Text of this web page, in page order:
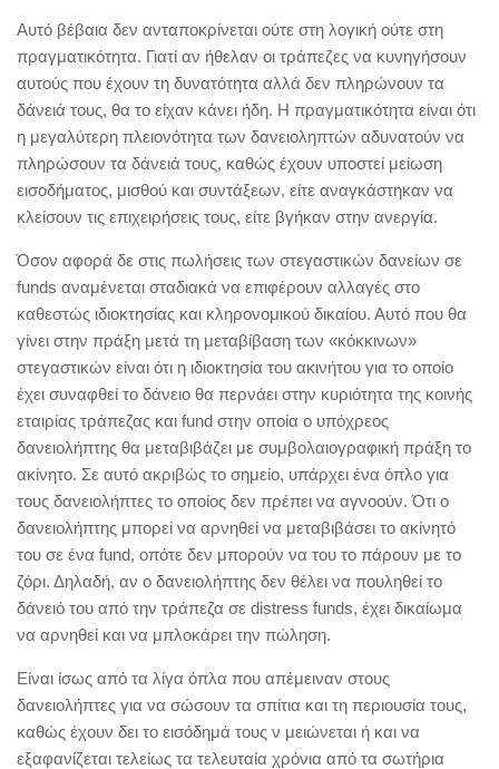
Αυτό βέβαια δεν ανταποκρίνεται ούτε στη λογική ούτε στη
πραγματικότητα. Γιατί αν ήθελαν οι τράπεζες να κυνηγήσουν
αυτούς που έχουν τη δυνατότητα αλλά δεν πληρώνουν τα
δάνειά τους, θα το είχαν κάνει ήδη. Η πραγματικότητα είναι ότι
η μεγαλύτερη πλειονότητα των δανειοληπτών αδυνατούν να
πληρώσουν τα δάνειά τους, καθώς έχουν υποστεί μείωση
εισοδήματος, μισθού και συντάξεων, είτε αναγκάστηκαν να
κλείσουν τις επιχειρήσεις τους, είτε βγήκαν στην ανεργία.
Όσον αφορά δε στις πωλήσεις των στεγαστικών δανείων σε
funds αναμένεται σταδιακά να επιφέρουν αλλαγές στο
καθεστώς ιδιοκτησίας και κληρονομικού δικαίου. Αυτό που θα
γίνει στην πράξη μετά τη μεταβίβαση των «κόκκινων»
στεγαστικών είναι ότι η ιδιοκτησία του ακινήτου για το οποίο
έχει συναφθεί το δάνειο θα περνάει στην κυριότητα της κοινής
εταιρίας τράπεζας και fund στην οποία ο υπόχρεος
δανειολήπτης θα μεταβιβάζει με συμβολαιογραφική πράξη το
ακίνητο. Σε αυτό ακριβώς το σημείο, υπάρχει ένα όπλο για
τους δανειολήπτες το οποίος δεν πρέπει να αγνοούν. Ότι ο
δανειολήπτης μπορεί να αρνηθεί να μεταβιβάσει το ακίνητό
του σε ένα fund, οπότε δεν μπορούν να του το πάρουν με το
ζόρι. Δηλαδή, αν ο δανειολήπτης δεν θέλει να πουληθεί το
δάνειό του από την τράπεζα σε distress funds, έχει δικαίωμα
να αρνηθεί και να μπλοκάρει την πώληση.
Είναι ίσως από τα λίγα όπλα που απέμειναν στους
δανειολήπτες για να σώσουν τα σπίτια και τη περιουσία τους,
καθώς έχουν δει το εισόδημά τους ν μειώνεται ή και να
εξαφανίζεται τελείως τα τελευταία χρόνια από τα σωτήρια